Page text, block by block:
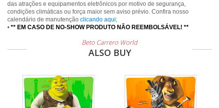
das atrações e equipamentos eletrônicos por motivo de segurança,
condições climáticas ou força maior sem aviso prévio. Confira nosso
calendário de manutenção clicando aqui;
• ** EM CASO DE NO-SHOW PRODUTO NÃO REEMBOLSÁVEL! **
Beto Carrero World
ALSO BUY